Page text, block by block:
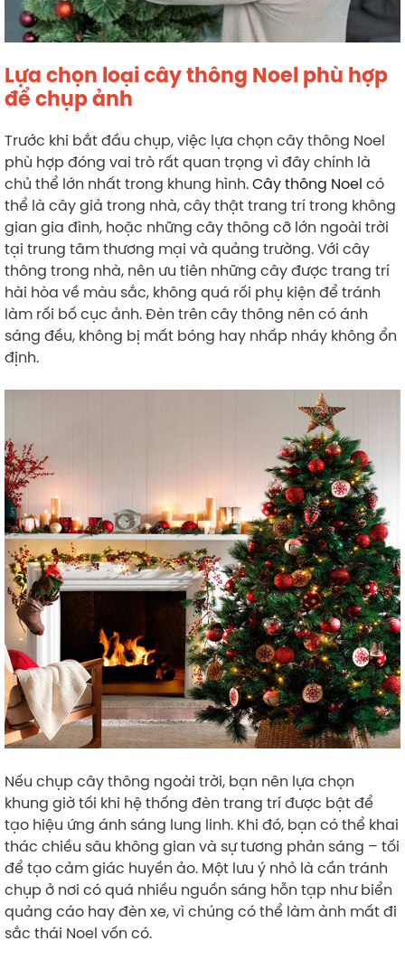
Lựa chọn loại cây thông Noel phù hợp
để chụp ảnh
Trước khi bắt đầu chụp, việc lựa chọn cây thông Noel
phù hợp đóng vai trò rất quan trọng vì đây chính là
chủ thể lớn nhất trong khung hình.Cây thông Noel có
thể là cây giả trong nhà, cây thật trang trí trong không
gian gia đình, hoặc những cây thông cỡ lớn ngoài trời
tại trung tâm thương mại và quảng trường. Với cây
thông trong nhà, nên ưu tiên những cây được trang trí
hài hòa về màu sắc, không quá rối phụ kiện để tránh
làm rối bố cục ảnh. Đèn trên cây thông nên có ánh
sáng đều, không bị mất bóng hay nhấp nháy không ổn
định.
Nếu chụp cây thông ngoài trời, bạn nên lựa chọn
khung giờ tối khi hệ thống đèn trang trí được bật để
tạo hiệu ứng ánh sáng lung linh. Khi đó, bạn có thể khai
thác chiều sâu không gian và sự tương phản sáng – tối
để tạo cảm giác huyền ảo. Một lưu ý nhỏ là cần tránh
chụp ở nơi có quá nhiều nguồn sáng hỗn tạp như biển
quảng cáo hay đèn xe, vì chúng có thể làm ảnh mất đi
sắc thái Noel vốn có.